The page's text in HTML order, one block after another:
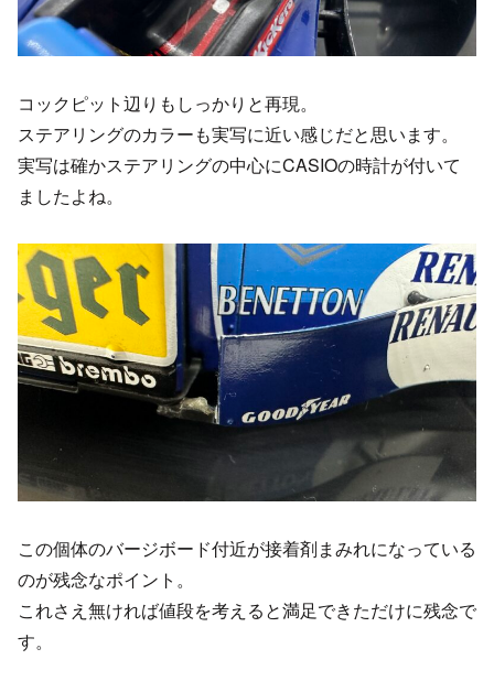
コックピット辺りもしっかりと再現。
ステアリングのカラーも実写に近い感じだと思います。
実写は確かステアリングの中心にCASIOの時計が付いて
ましたよね。
この個体のバージボード付近が接着剤まみれになっている
のが残念なポイント。
これさえ無ければ値段を考えると満足できただけに残念で
す。